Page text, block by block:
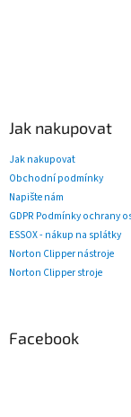
Jak nakupovat
Jak nakupovat
Obchodní podmínky
Napište nám
GDPR Podmínky ochrany
ESSOX - nákup na splátky
Norton Clipper nástroje
Norton Clipper stroje
Facebook